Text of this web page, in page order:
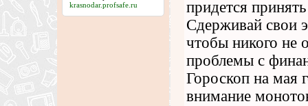
krasnodar.profsafe.ru
придется
Сдерживай свои
чтобы никого не
проблемы с
Гороскоп на мая
внимание